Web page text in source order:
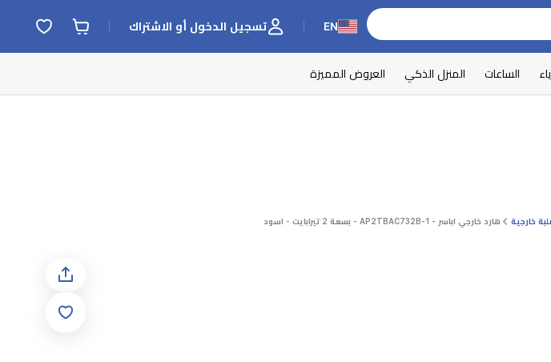
EN تسجيل الدخول أو الاشتراك
الساعات المنزل الذكي العروض المميزة
هارد خارجي اباسر - AP2TBAC732B-1 - بسعة 2 تيرابايت - اسود